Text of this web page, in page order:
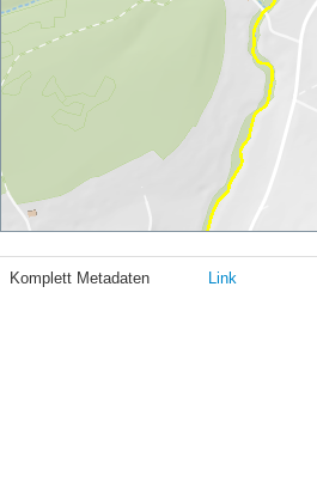
Komplett Metadaten Link